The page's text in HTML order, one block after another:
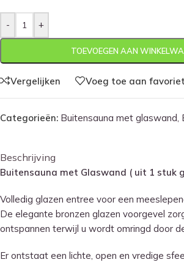
- +
TOEVOEGEN AAN
Vergelijken Voeg toe aan
Categorieën: Buitensauna met glaswand,
Beschrijving
Buitensauna met Glaswand ( uit 1 stuk
Volledig glazen entree voor een
De elegante bronzen glazen voorgevel
ontspannen terwijl u wordt omringd door
Er ontstaat een lichte, open en vredige